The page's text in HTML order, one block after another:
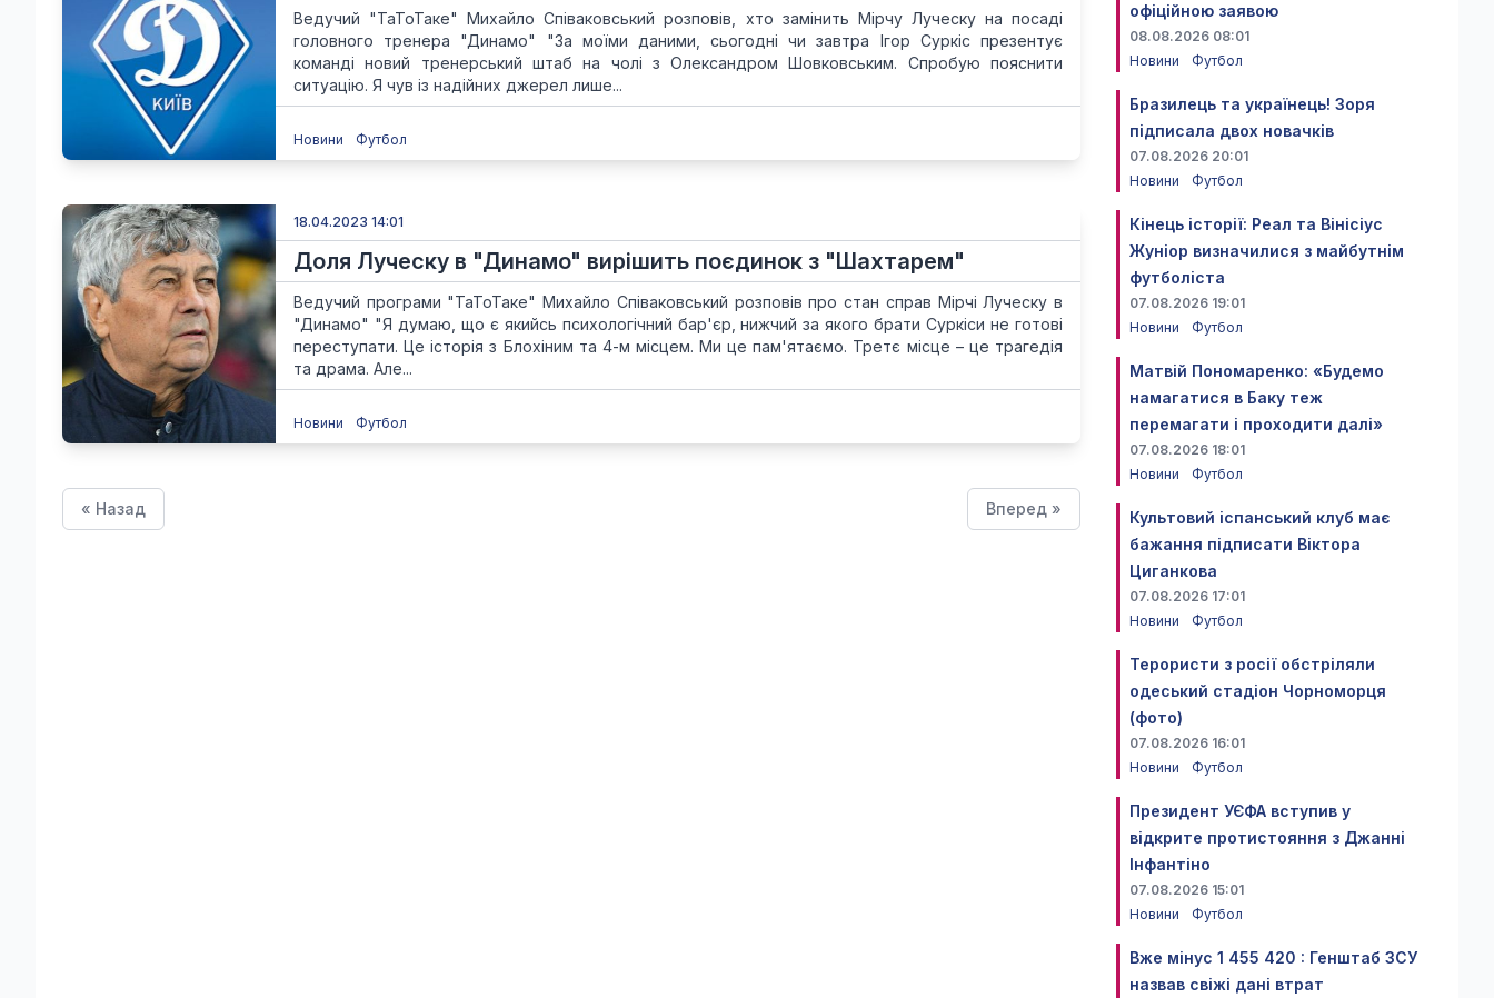
Ведучий "ТаТоТаке" Михайло Співаковський розповів, хто замінить Мірчу Луческу на посаді
головного тренера "Динамо" "За моїми даними, сьогодні чи завтра Ігор Суркіс презентує
команді новий тренерський штаб на чолі з Олександром Шовковським. Спробую пояснити
ситуацію. Я чув із надійних джерел лише...
Новини Футбол
18.04.2023 14:01
Доля Луческу в "Динамо" вирішить поєдинок з "Шахтарем"
Ведучий програми "ТаТоТаке" Михайло Співаковський розповів про стан справ Мірчі Луческу в
"Динамо" "Я думаю, що є якийсь психологічний бар'єр, нижчий за якого брати Суркіси не готові
переступати. Це історія з Блохіним та 4-м місцем. Ми це пам'ятаємо. Третє місце – це трагедія
та драма. Але...
Новини Футбол
« Назад Вперед »
офіційною заявою
08.08.2026 08:01
Новини
Футбол
Бразилець та українець! Зоря
підписала двох новачків
07.08.2026 20:01
Новини
Футбол
Кінець історії: Реал та Вінісіус
Жуніор визначилися з майбутнім
футболіста
07.08.2026 19:01
Новини
Футбол
Матвій Пономаренко: «Будемо
намагатися в Баку теж
перемагати і проходити далі»
07.08.2026 18:01
Новини
Футбол
Культовий іспанський клуб має
бажання підписати Віктора
Циганкова
07.08.2026 17:01
Новини
Футбол
Терористи з росії обстріляли
одеський стадіон Чорноморця
(фото)
07.08.2026 16:01
Новини
Футбол
Президент УЄФА вступив у
відкрите протистояння з Джанні
Інфантіно
07.08.2026 15:01
Новини
Футбол
Вже мінус 1 455 420 : Генштаб ЗСУ
назвав свіжі дані втрат